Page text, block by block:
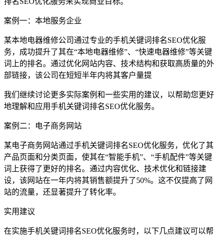
案例一：本地服务企业
某本地电器维修公司通过专业的手机关键词排名SEO优化服
务，成功提升了其在“本地电器维修”、“快速电器维修”等关键
词上的排名。通过优化网站内容、技术结构和获取高质量的外
部链接，该公司在短短半年内将其客户量提
我们继续讨论更多实际案例和一些实用的建议，以帮助您更好
地理解和应用手机关键词排名SEO优化服务。
案例二：电子商务网站
某电子商务网站通过手机关键词排名SEO优化服务，优化了其
产品页面和分类页面，使其在“智能手机”、“手机配件”等关键
词上获得了更好的排名。通过内容优化、技术优化和链接建
设，该网站在一年内将其销售额提升了50%。这不仅提高了网
站的流量，还显著提升了转化率。
实用建议
在实施手机关键词排名SEO优化服务时，以下几点建议可以帮